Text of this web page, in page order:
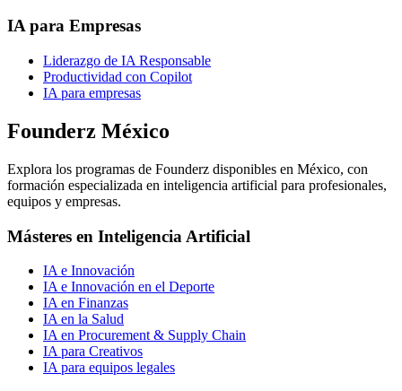
IA para Empresas
Liderazgo de IA Responsable
Productividad con Copilot
IA para empresas
Founderz México
Explora los programas de Founderz disponibles en México, con
formación especializada en inteligencia artificial para profesionales,
equipos y empresas.
Másteres en Inteligencia Artificial
IA e Innovación
IA e Innovación en el Deporte
IA en Finanzas
IA en la Salud
IA en Procurement & Supply Chain
IA para Creativos
IA para equipos legales